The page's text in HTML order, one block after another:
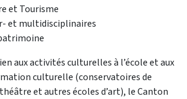
et Tourisme
et multidisciplinaires
aux activités culturelles à l’école et aux
culturelle (conservatoires de
et autres écoles d’art), le Canton